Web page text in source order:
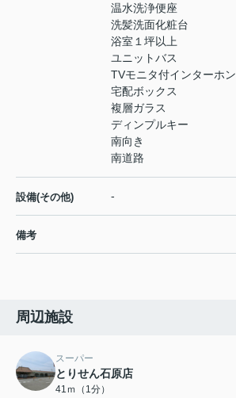
温水洗浄便座
洗髪洗面化粧台
浴室１坪以上
ユニットバス
TVモニタ付インターホン
宅配ボックス
複層ガラス
ディンプルキー
南向き
南道路
設備(その他) -
備考
周辺施設
スーパー
とりせん石原店
41ｍ（1分）